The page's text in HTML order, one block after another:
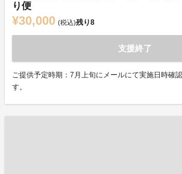
り便
¥30,000 (税込)残り8
支援終了
ご提供予定時期：7月上旬にメールにて実施日時確
す。